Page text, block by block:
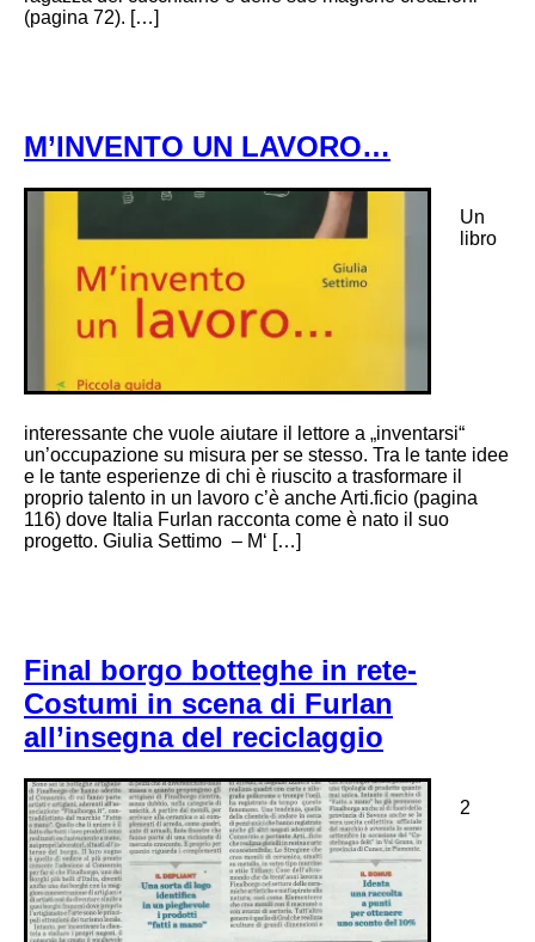
(pagina 72). […]
M’INVENTO UN LAVORO…
Un
libro
interessante che vuole aiutare il lettore a „inventarsi“
un’occupazione su misura per se stesso. Tra le tante idee
e le tante esperienze di chi è riuscito a trasformare il
proprio talento in un lavoro c’è anche Arti.ficio (pagina
116) dove Italia Furlan racconta come è nato il suo
progetto. Giulia Settimo – M‘ […]
Final borgo botteghe in rete-
Costumi in scena di Furlan
all’insegna del reciclaggio
2